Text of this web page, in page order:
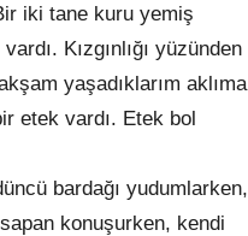
iki tane kuru yemiş
Kızgınlığı yüzünden
yaşadıklarım aklıma
etek vardı. Etek bol
bardağı yudumlarken,
konuşurken, kendi